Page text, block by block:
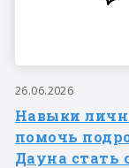
26.06.2026
Навыки
помочь
Дауна стать